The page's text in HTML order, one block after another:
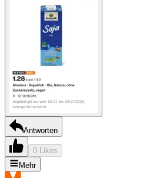
Antworten
0 Likes
Mehr